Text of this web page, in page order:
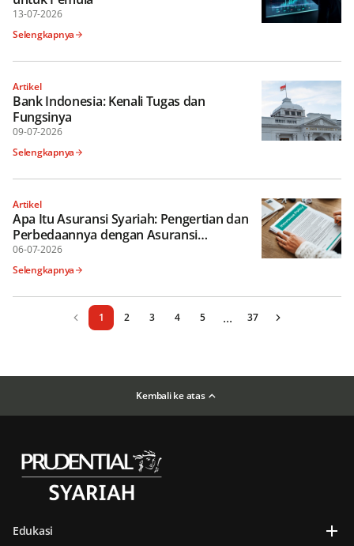
13-07-2026
Selengkapnya
Artikel
Bank Indonesia: Kenali Tugas dan
Fungsinya
09-07-2026
Selengkapnya
Artikel
Apa Itu Asuransi Syariah: Pengertian dan
Perbedaannya dengan Asuransi
Konvensional
06-07-2026
Selengkapnya
1 2 3 4 5 ... 37
Kembali ke atas
Edukasi